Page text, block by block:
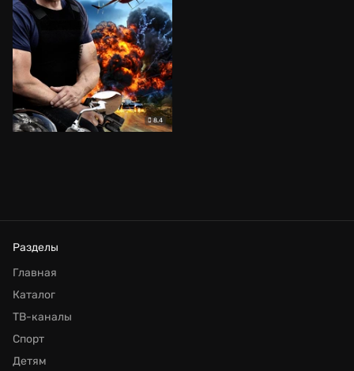
18+ 8.4
Разделы
Главная
Каталог
ТВ-каналы
Спорт
Детям